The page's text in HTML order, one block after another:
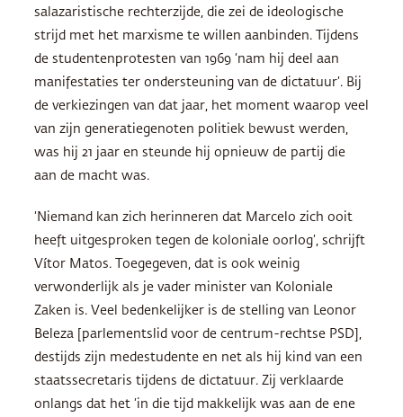
salazaristische rechterzijde, die zei de ideologische
strijd met het marxisme te willen aanbinden. Tijdens
de studentenprotesten van 1969 ‘nam hij deel aan
manifestaties ter ondersteuning van de dictatuur’. Bij
de verkiezingen van dat jaar, het moment waarop veel
van zijn generatiegenoten politiek bewust werden,
was hij 21 jaar en steunde hij opnieuw de partij die
aan de macht was.
‘Niemand kan zich herinneren dat Marcelo zich ooit
heeft uitgesproken tegen de koloniale oorlog’, schrijft
Vítor Matos. Toegegeven, dat is ook weinig
verwonderlijk als je vader minister van Koloniale
Zaken is. Veel bedenkelijker is de stelling van Leonor
Beleza [parlementslid voor de centrum-rechtse PSD ],
destijds zijn medestudente en net als hij kind van een
staatssecretaris tijdens de dictatuur. Zij verklaarde
onlangs dat het ‘in die tijd makkelijk was aan de ene